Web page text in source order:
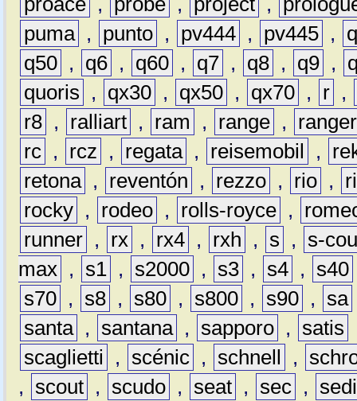
puma , punto , pv444 , pv445 ,
q50 , q6 , q60 , q7 , q8 , q9 ,
quoris
, qx30 , qx50 , qx70 , r ,
r8 , ralliart , ram , range ,
ranger
rc , rcz , regata , reisemobil ,
retona , reventón , rezzo , rio ,
rocky , rodeo , rolls-royce ,
runner , rx , rx4 , rxh , s ,
s-
max , s1 , s2000 , s3 , s4 , s40
s70 , s8 , s80 , s800 , s90 , sa
santa , santana , sapporo , satis
scaglietti
, scénic , schnell ,
,
scout , scudo , seat , sec ,